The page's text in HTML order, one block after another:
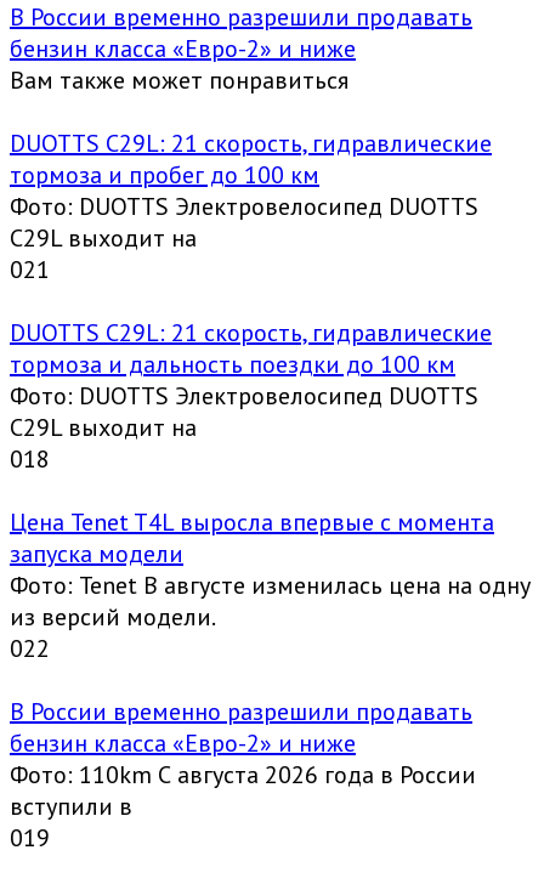
В России временно разрешили продавать
бензин класса «Евро-2» и ниже
Вам также может понравиться
DUOTTS C29L: 21 скорость, гидравлические
тормоза и пробег до 100 км
Фото: DUOTTS Электровелосипед DUOTTS
C29L выходит на
021
DUOTTS C29L: 21 скорость, гидравлические
тормоза и дальность поездки до 100 км
Фото: DUOTTS Электровелосипед DUOTTS
C29L выходит на
018
Цена Tenet T4L выросла впервые с момента
запуска модели
Фото: Tenet В августе изменилась цена на одну
из версий модели.
022
В России временно разрешили продавать
бензин класса «Евро-2» и ниже
Фото: 110km С августа 2026 года в России
вступили в
019